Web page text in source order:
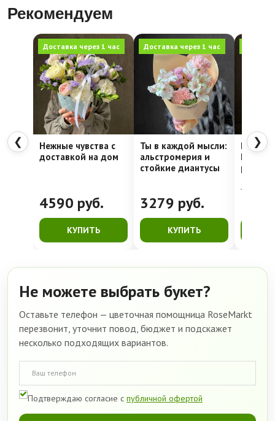
Рекомендуем
❮
Доставка через 1 час
Нежные чувства с
доставкой на дом
4590 руб.
КУПИТЬ
Доставка через 1 час
Ты в каждой мысли:
альстромерия и
стойкие диантусы
3279 руб.
КУПИТЬ
Недели
4762
❯
Не можете выбрать букет?
Оставьте телефон — цветочная помощница RoseMarkt
перезвонит, уточнит повод, бюджет и подскажет
несколько подходящих вариантов.
Подтверждаю согласие с публичной офертой